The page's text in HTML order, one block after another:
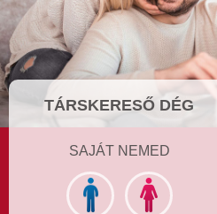
TÁRSKERESŐ DÉG
SAJÁT NEMED